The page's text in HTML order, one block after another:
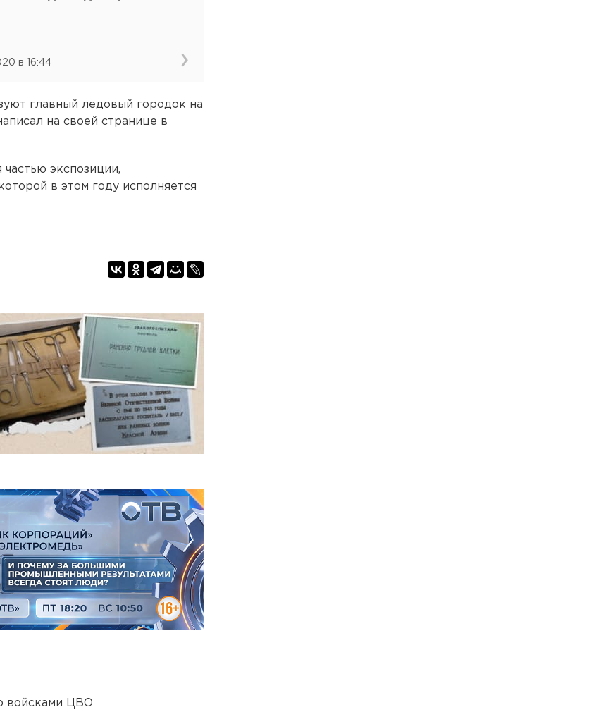
в 16:44
главный ледовый городок на
на своей странице в
экспозиции,
в этом году исполняется
войсками ЦВО